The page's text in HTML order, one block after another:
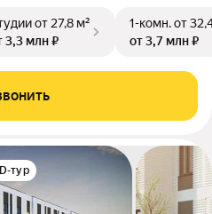
от 27,8 м²
3,3 млн ₽
1-комн.от
от 3,7 млн ₽
тур